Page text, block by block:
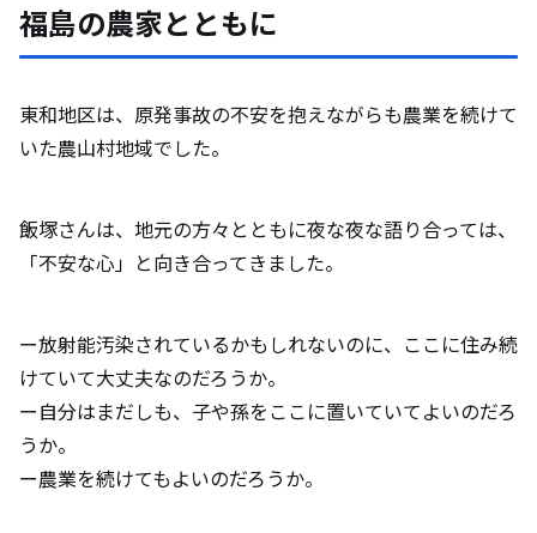
福島の農家とともに
東和地区は、原発事故の不安を抱えながらも農業を続けて
いた農山村地域でした。
飯塚さんは、地元の方々とともに夜な夜な語り合っては、
「不安な心」と向き合ってきました。
ー放射能汚染されているかもしれないのに、ここに住み続
けていて大丈夫なのだろうか。
ー自分はまだしも、子や孫をここに置いていてよいのだろ
うか。
ー農業を続けてもよいのだろうか。